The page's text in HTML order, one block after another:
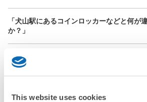
This website uses cookies
名鉄犬山駅改札外コインロ
本日の営業時間:06:00〜23:00
改札出で左手のお菓子屋さんの横にある
「犬山駅にあるコインロッカーなどと何が
か？」
「犬山駅にある店舗は、何日前から予約の
か？」